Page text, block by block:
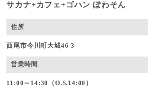
サカナ+カフェ+ゴハン ぽわそん
住所
西尾市今川町大城46-3
営業時間
11:00～14:30（O.S.14:00）